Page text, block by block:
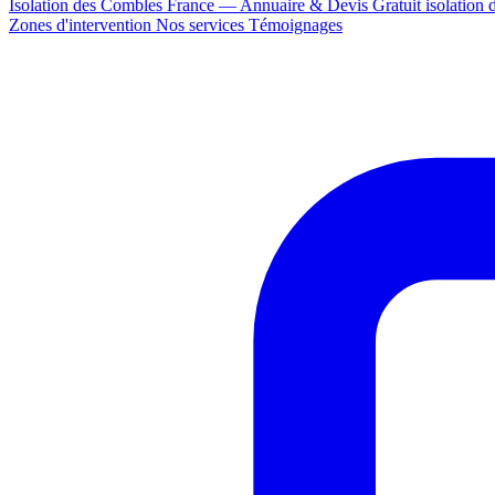
Isolation des Combles France — Annuaire & Devis Gratuit isolation
Zones d'intervention Nos services Témoignages